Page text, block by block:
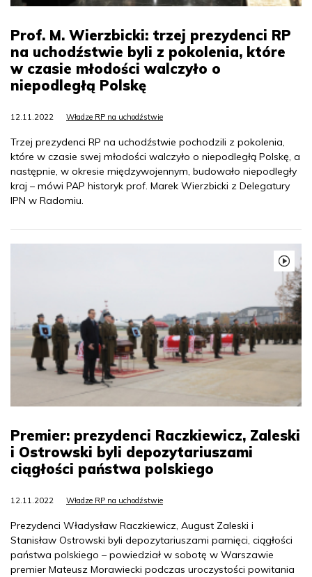
Prof. M. Wierzbicki: trzej prezydenci RP
na uchodźstwie byli z pokolenia, które
w czasie młodości walczyło o
niepodległą Polskę
12.11.2022 Władze RP na uchodźstwie
Trzej prezydenci RP na uchodźstwie pochodzili z pokolenia,
które w czasie swej młodości walczyło o niepodległą Polskę, a
następnie, w okresie międzywojennym, budowało niepodległy
kraj – mówi PAP historyk prof. Marek Wierzbicki z Delegatury
IPN w Radomiu.
Premier: prezydenci Raczkiewicz, Zaleski
i Ostrowski byli depozytariuszami
ciągłości państwa polskiego
12.11.2022 Władze RP na uchodźstwie
Prezydenci Władysław Raczkiewicz, August Zaleski i
Stanisław Ostrowski byli depozytariuszami pamięci, ciągłości
państwa polskiego – powiedział w sobotę w Warszawie
premier Mateusz Morawiecki podczas uroczystości powitania